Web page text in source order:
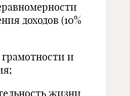
доходов (10%
и
жизни